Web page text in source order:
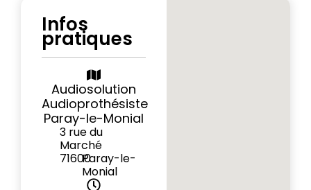
Infos
pratiques
Audiosolution
Audioprothésiste
Paray-le-Monial
3 rue du
Marché
71600Paray-le-
Monial